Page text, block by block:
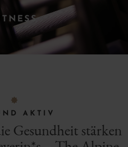
F
AKTIV
Gesundheit stärken